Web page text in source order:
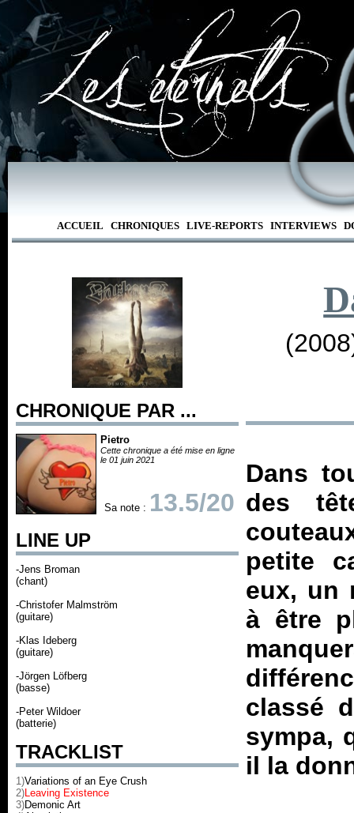
ACCUEIL CHRONIQUES LIVE-REPORTS INTERVIEWS
CHRONIQUE PAR ...
Pietro
Cette chronique a été mise en ligne
le 01 juin 2021
Sa note : 13.5/20
LINE UP
-Jens Broman
(chant)
-Christofer Malmström
(guitare)
-Klas Ideberg
(guitare)
-Jörgen Löfberg
(basse)
-Peter Wildoer
(batterie)
TRACKLIST
1)Variations of an Eye Crush
2)Leaving Existence
3)Demonic Art
Dans
des
petite
eux, un
à être
classé
sympa,
il la